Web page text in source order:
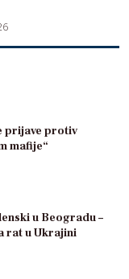
prijave protiv
mafije“
u Beogradu –
rat u Ukrajini